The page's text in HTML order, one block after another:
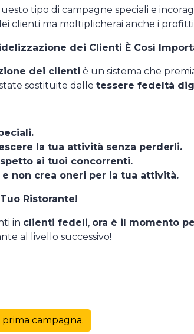
tipo di campagne speciali e
clienti ma moltiplicherai anche i
dei Clienti È Così
dei clienti è un sistema che
sostituite dalle tessere fedeltà
la tua attività senza perderli.
ai tuoi concorrenti.
non crea oneri per la tua attività.
Ristorante!
in clienti fedeli, ora è il momento
al livello successivo!
campagna.